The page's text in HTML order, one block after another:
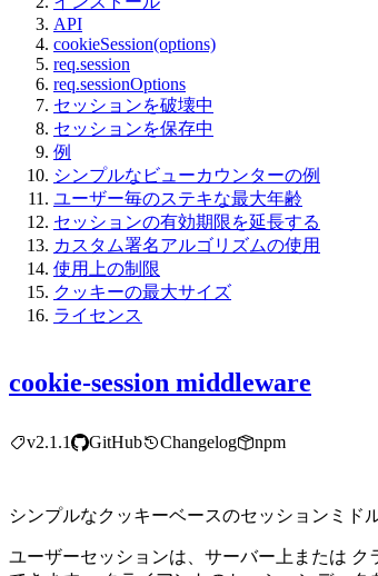
cookie-session middleware
v2.1.1 GitHub Changelog npm
シンプルなクッキーベースのセッションミド
ユーザーセッションは、サーバー上または
API
cookieSession(options)
req.session
req.sessionOptions
セッションを破壊中
セッションを保存中
例
シンプルなビューカウンターの例
ユーザー毎のステキな最大年齢
セッションの有効期限を延長する
カスタム署名アルゴリズムの使用
使用上の制限
クッキーの最大サイズ
ライセンス